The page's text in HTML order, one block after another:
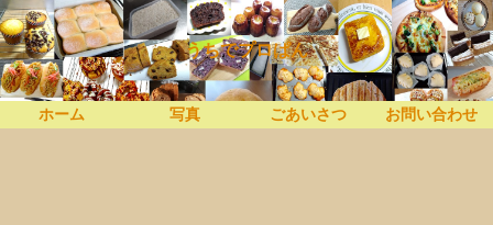
うちでプロぱん
ホーム 写真 ごあいさつ お問い合わせ